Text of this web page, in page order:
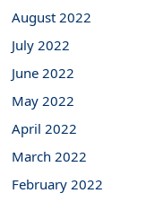
August 2022
July 2022
June 2022
May 2022
April 2022
March 2022
February 2022